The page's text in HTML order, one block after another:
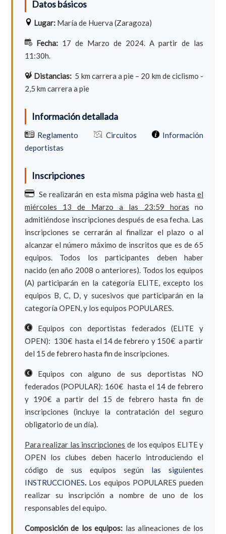
Datos básicos
Lugar:María de Huerva (Zaragoza)
Fecha: 17 de Marzo de 2024. A partir de las
11:30h.
Distancias: 5 km carrera a pie – 20 km de ciclismo -
2,5 km carrera a pie
Información detallada
Reglamento Circuitos
Información
deportistas
Inscripciones
Se realizarán en esta misma página web hastael
miércoles 13 de Marzo a las 23:59 horas no
admitiéndose inscripciones después de esa fecha. Las
inscripciones se cerrarán al finalizar el plazo o al
alcanzar el número máximo de inscritos que es de 65
equipos. Todos los participantes deben haber
nacido (en año 2008 o anteriores). Todos los equipos
(A) participarán en la categoría ELITE, excepto los
equipos B, C, D, y sucesivos que participarán en la
categoría OPEN, y los equipos POPULARES.
Equipos con deportistas federados (ELITE y
OPEN): 130€ hasta el 14 de febrero y 150€ a partir
del 15 de febrero hasta fin de inscripciones.
Equipos con alguno de sus deportistas NO
federados (POPULAR): 160€ hasta el 14 de febrero
y 190€ a partir del 15 de febrero hasta fin de
inscripciones (incluye la contratación del seguro
obligatorio de un día).
Para realizar las inscripciones de los equipos ELITE y
OPEN los clubes deben hacerlo introduciendo el
código de sus equipos según las siguientes
INSTRUCCIONES.Los equipos POPULARES pueden
realizar su inscripción a nombre de uno de los
responsables del equipo.
Composición de los equipos: las alineaciones de los